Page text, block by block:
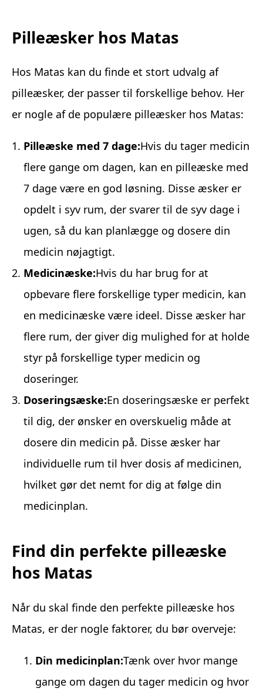
Pilleæsker hos Matas
Hos Matas kan du finde et stort udvalg af
pilleæsker, der passer til forskellige behov. Her
er nogle af de populære pilleæsker hos Matas:
Pilleæske med 7 dage:Hvis du tager medicin
flere gange om dagen, kan en pilleæske med
7 dage være en god løsning. Disse æsker er
opdelt i syv rum, der svarer til de syv dage i
ugen, så du kan planlægge og dosere din
medicin nøjagtigt.
Medicinæske:Hvis du har brug for at
opbevare flere forskellige typer medicin, kan
en medicinæske være ideel. Disse æsker har
flere rum, der giver dig mulighed for at holde
styr på forskellige typer medicin og
doseringer.
Doseringsæske:En doseringsæske er perfekt
til dig, der ønsker en overskuelig måde at
dosere din medicin på. Disse æsker har
individuelle rum til hver dosis af medicinen,
hvilket gør det nemt for dig at følge din
medicinplan.
Find din perfekte pilleæske
hos Matas
Når du skal finde den perfekte pilleæske hos
Matas, er der nogle faktorer, du bør overveje:
Din medicinplan:Tænk over hvor mange
gange om dagen du tager medicin og hvor